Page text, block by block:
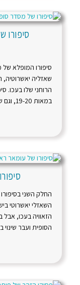
סיפורו
שאזליה יאשרוטיה,
הרוחני שלו בעכו.
במאות 19-20, וגם של ההנהגה וחידושיה כיום
החלק השני בסיפורו
השאזלי יאשרוטי
הזאוויה בעכו, אבל
הסופית ועבר שינוי